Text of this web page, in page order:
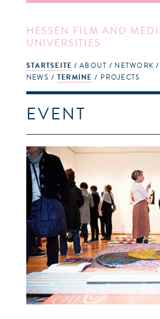
HESSEN FILM AND
UNIVERSITIES
STARTSEITE
NEWS
TERMINE PROJECTS
ABOUT NETWORK
EVENT